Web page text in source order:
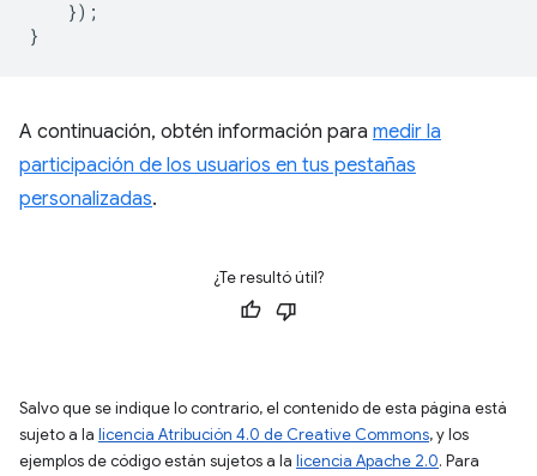
});
}
A continuación, obtén información para medir la
participación de los usuarios en tus pestañas
personalizadas.
¿Te resultó útil?
Salvo que se indique lo contrario, el contenido de esta página está
sujeto a la licencia Atribución 4.0 de Creative Commons, y los
ejemplos de código están sujetos a la licencia Apache 2.0. Para